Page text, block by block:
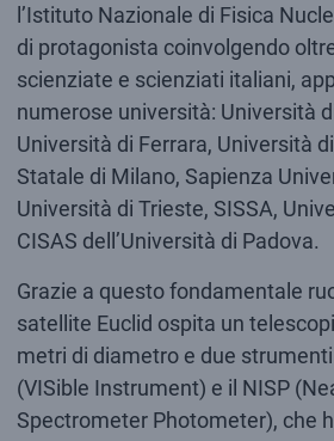
l’Istituto Nazionale di Fisica
di protagonista coinvolgendo
scienziate e scienziati italiani,
numerose università: Università
Università di Ferrara, Università
Statale di Milano, Sapienza
Università di Trieste, SISSA,
CISAS dell’Università di Padova.
Grazie a questo fondamentale
satellite Euclid ospita un
metri di diametro e due
(VISible Instrument) e il NISP
Spectrometer Photometer), che